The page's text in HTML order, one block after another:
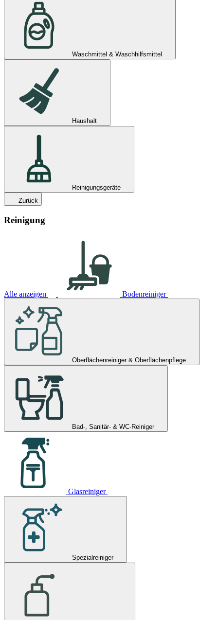
Waschmittel & Waschhilfsmittel
Haushalt
Reinigungsgeräte
Zurück
Reinigung
Alle anzeigen Bodenreiniger
Oberflächenreiniger & Oberflächenpflege
Bad-, Sanitär- & WC-Reiniger
Glasreiniger
Spezialreiniger